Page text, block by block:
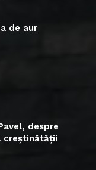
de aur
despre
creștinătății